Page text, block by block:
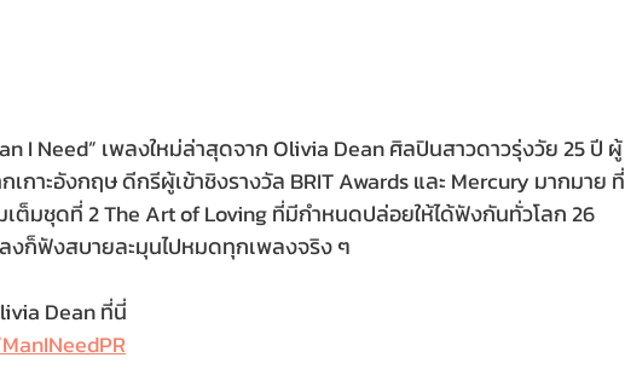
I Need” เพลงใหม่ล่าสุดจาก Olivia Dean ศิลปินสาวดาวรุ่งวัย 25 ปี ผู้
กาะอังกฤษ ดีกรีผู้เข้าชิงรางวัล BRIT Awards และ Mercury มากมาย ที่
ต็มชุดที่ 2 The Art of Loving ที่มีกำหนดปล่อยให้ได้ฟังกันทั่วโลก 26
งก็ฟังสบายละมุนไปหมดทุกเพลงจริง ๆ
Dean ที่นี่